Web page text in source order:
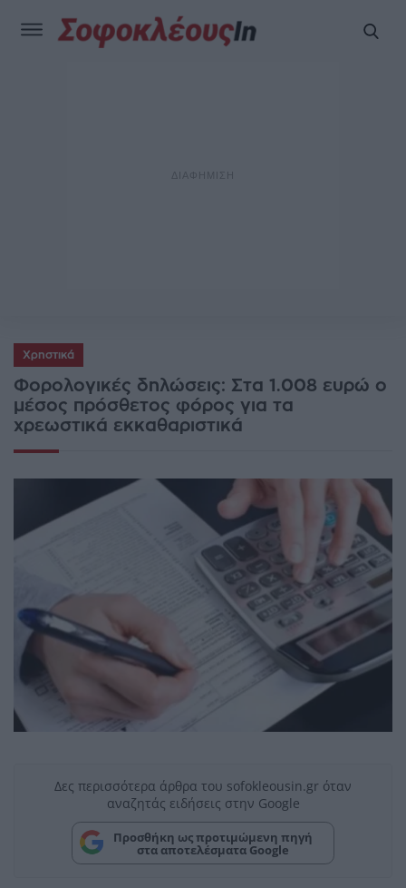
Χρηστικά
Φορολογικές δηλώσεις: Στα 1.008 ευρώ ο
μέσος πρόσθετος φόρος για τα
χρεωστικά εκκαθαριστικά
Δες περισσότερα άρθρα του sofokleousin.gr όταν
αναζητάς ειδήσεις στην Google
Προσθήκη ως προτιμώμενη πηγή
στα αποτελέσματα Google